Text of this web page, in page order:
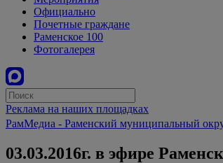
Официально
Почетные граждане
Раменское 100
Фотогалерея
Реклама на наших площадках
РамМедиа - Раменский муниципальный
03.03.2016г. в эфире